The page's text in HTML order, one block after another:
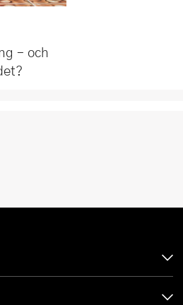
– och